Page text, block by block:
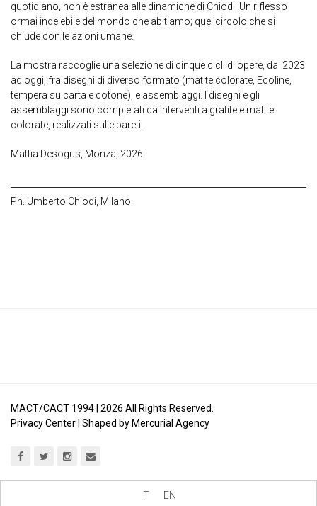
quotidiano, non è estranea alle dinamiche di Chiodi. Un riflesso
ormai indelebile del mondo che abitiamo; quel circolo che si
chiude con le azioni umane.
La mostra raccoglie una selezione di cinque cicli di opere, dal 2023
ad oggi, fra disegni di diverso formato (matite colorate, Ecoline,
tempera su carta e cotone), e assemblaggi. I disegni e gli
assemblaggi sono completati da interventi a grafite e matite
colorate, realizzati sulle pareti.
Mattia Desogus, Monza, 2026.
Ph. Umberto Chiodi, Milano.
MACT/CACT 1994 | 2026 All Rights Reserved.
Privacy Center | Shaped by Mercurial Agency
IT EN